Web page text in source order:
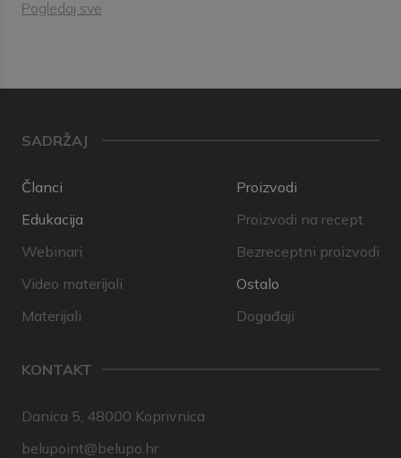
Pogledaj sve
SADRŽAJ
Članci
Edukacija
Webinari
Video materijali
Materijali
Proizvodi
Proizvodi na recept
Bezreceptni proizvodi
Ostalo
Događaji
KONTAKT
Danica 5, 48000 Koprivnica
belupoint@belupo.hr